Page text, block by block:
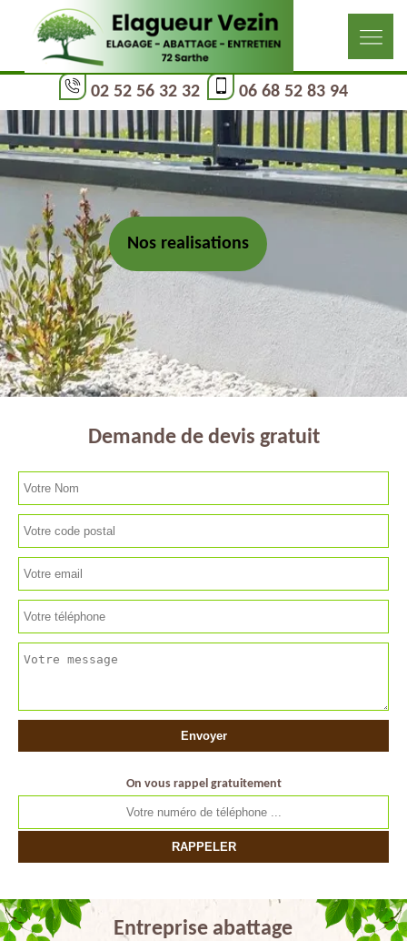
02 52 56 32 32 06 68 52 83 94
Nos realisations
Demande de devis gratuit
On vous rappel gratuitement
Entreprise abattage